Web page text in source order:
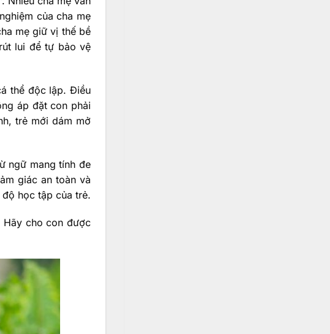
của cha mẹ
mẹ giữ vị thế bề
lui để tự bảo vệ
thể độc lập. Điều
áp đặt con phải
trẻ mới dám mở
ngữ mang tính đe
giác an toàn và
học tập của trẻ.
Hãy cho con được